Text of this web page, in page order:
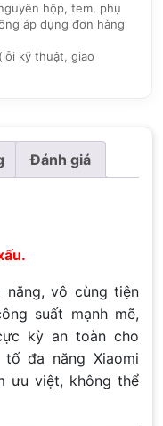
hộp, tem, phụ
áp dụng đơn hàng
kỹ thuật, giao
Đánh giá
vô cùng tiện
suất mạnh mẽ,
kỳ an toàn cho
đa năng Xiaomi
ưu việt, không thể